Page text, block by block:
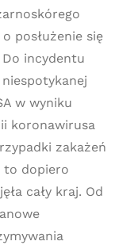
posłużenie się
incydentu
w wyniku
koronawirusa
zakażeń
to dopiero
cały kraj. Od